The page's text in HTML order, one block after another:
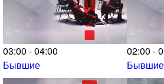
03:00 - 04:00
Бывшие
02:00 -
Бывшие